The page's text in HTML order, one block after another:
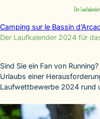
Der
Camping sur le Bassin
Der Laufkalender 2024 für
Sind Sie ein Fan von
Urlaubs einer
Laufwettbewerbe 2024 rund